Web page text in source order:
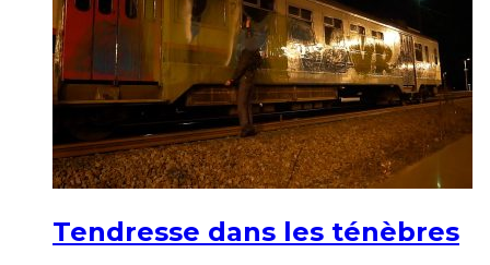
Tendresse dans les ténèbres